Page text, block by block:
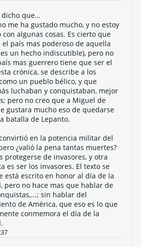
dicho que…
me ha gustado mucho, y no estoy
algunas cosas. Es cierto que
el país mas poderoso de aquella
un hecho indiscutible), pero no
mas guerrero tiene que ser el
crónica, se describe a los
un pueblo bélico, y que
luchaban y conquistaban, mejor
pero no creo que a Miguel de
gustara mucho eso de quedarse
batalla de Lepanto.
en la potencia militar del
¿valió la pena tantas muertes?
protegerse de invasores, y otra
es ser los invasores. El texto se
está escrito en honor al día de la
pero no hace mas que hablar de
sin hablar del
de América, que eso es lo que
conmemora el día de la